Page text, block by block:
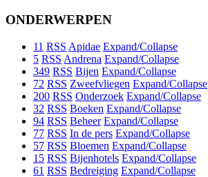
ONDERWERPEN
11 RSS Apidae Expand/Collapse
5 RSS Andrena Expand/Collapse
349 RSS Bijen Expand/Collapse
72 RSS Zweefvliegen Expand/Collapse
200 RSS Onderzoek Expand/Collapse
32 RSS Boeken Expand/Collapse
94 RSS Beheer Expand/Collapse
77 RSS In de pers Expand/Collapse
57 RSS Bloemen Expand/Collapse
15 RSS Bijenhotels Expand/Collapse
61 RSS Bedreiging Expand/Collapse